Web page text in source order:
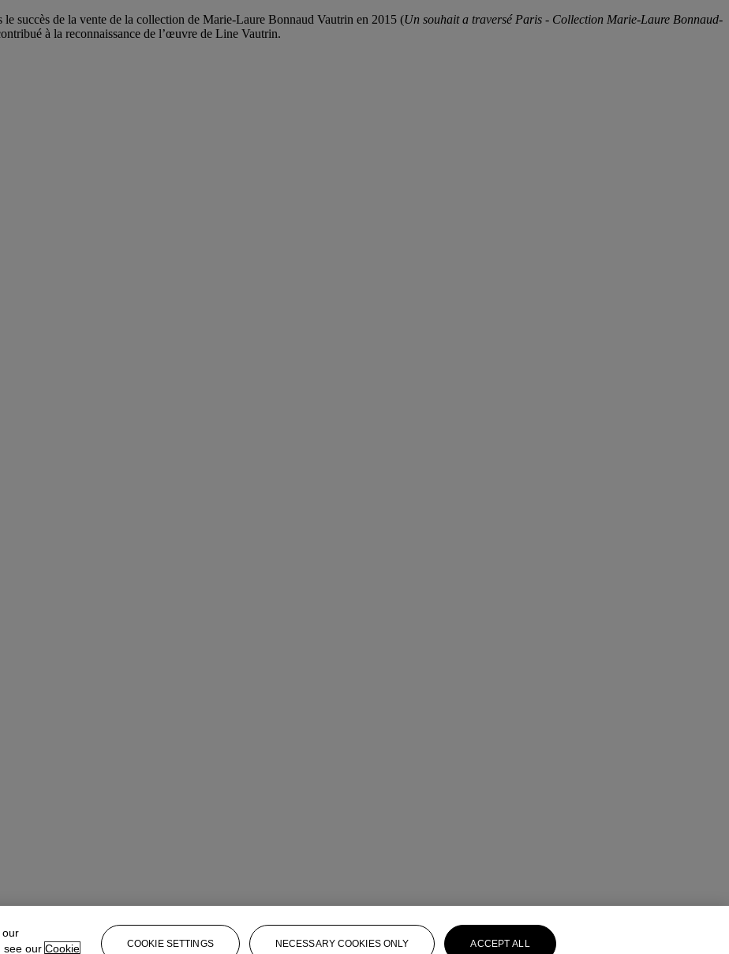
succès de la vente de la collection de Marie-Laure Bonnaud Vautrin en 2015 (Un souhait a traversé Paris - Collection Marie-Laure Bonnaud-
à la reconnaissance de l’œuvre de Line Vautrin.
our
see our Cookie COOKIE SETTINGS NECESSARY COOKIES ONLY ACCEPT ALL